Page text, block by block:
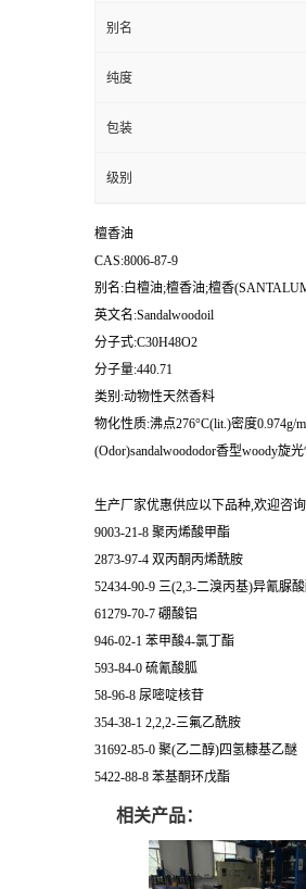
别名
纯度
包装
级别
檀香油
CAS:8006-87-9
别名:白檀油;檀香油;檀香
英文名:Sandalwoodoil
分子式:C30H48O2
分子量:440.71
类别:动物性天然香料
物化性质:沸点276°C(lit.)密度0.974g/
(Odor)sandalwoododor香型woody旋
生产厂家优惠供应以下品种,欢迎咨
9003-21-8 聚丙烯酸甲酯
2873-97-4 双丙酮丙烯酰胺
52434-90-9 三(2,3-二溴丙基)异氰脲
61279-70-7 硼酸铝
946-02-1 苯甲酸4-氯丁酯
593-84-0 硫氰酸胍
58-96-8 尿嘧啶核苷
354-38-1 2,2,2-三氟乙酰胺
31692-85-0 聚(乙二醇)四氢糠基乙醚
5422-88-8 苯基酮环戊酯
相关产品：